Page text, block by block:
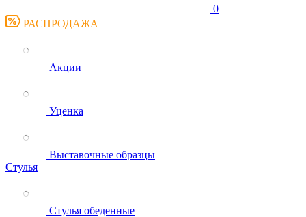
0
РАСПРОДАЖА
Акции
Уценка
Выставочные образцы
Стулья
Стулья обеденные